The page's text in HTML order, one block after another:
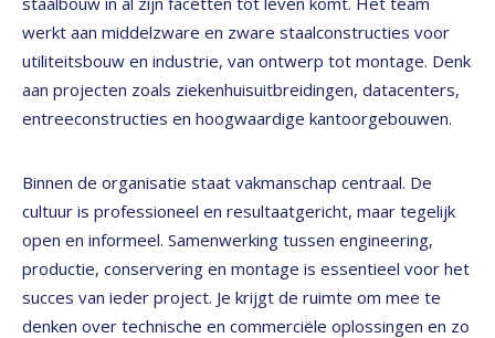
werkt aan middelzware en zware staalconstructies voor
utiliteitsbouw en industrie, van ontwerp tot montage. Denk
aan projecten zoals ziekenhuisuitbreidingen, datacenters,
entreeconstructies en hoogwaardige kantoorgebouwen.
Binnen de organisatie staat vakmanschap centraal. De
cultuur is professioneel en resultaatgericht, maar tegelijk
open en informeel. Samenwerking tussen engineering,
productie, conservering en montage is essentieel voor het
succes van ieder project. Je krijgt de ruimte om mee te
denken over technische en commerciële oplossingen en zo